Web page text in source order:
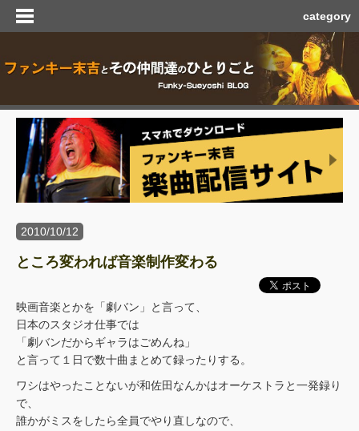
category
2010/10/12
ところ変われば音楽制作変わる
映画音楽とかを「劇バン」と言って、
日本のスタジオ仕事では
「劇バンだからギャラはごめんね」
と言って１日で数十曲まとめて録ったりする。
ワシはやったことないが和佐田なんかはオーケストラと一発録り
で、
誰かがミスをしたら全員でやり直しなので、